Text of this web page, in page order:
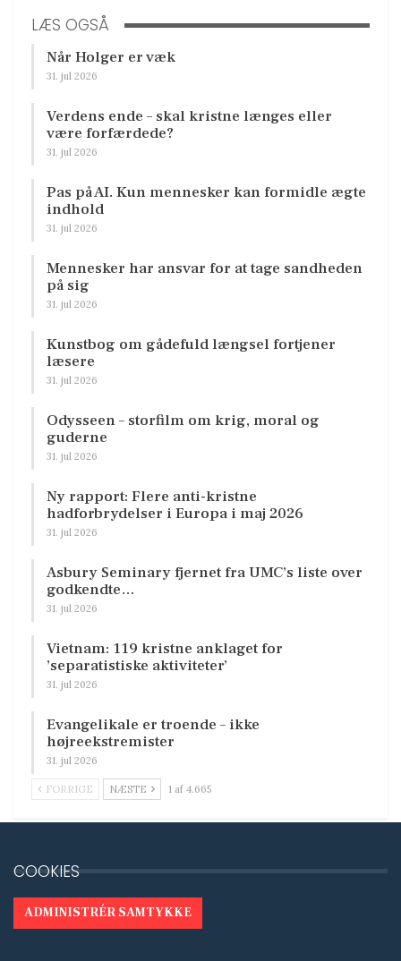
LÆS OGSÅ
Når Holger er væk
31. jul 2026
Verdens ende – skal kristne længes eller
være forfærdede?
31. jul 2026
Pas på AI. Kun mennesker kan formidle ægte
indhold
31. jul 2026
Mennesker har ansvar for at tage sandheden
på sig
31. jul 2026
Kunstbog om gådefuld længsel fortjener
læsere
31. jul 2026
Odysseen – storfilm om krig, moral og
guderne
31. jul 2026
Ny rapport: Flere anti-kristne
hadforbrydelser i Europa i maj 2026
31. jul 2026
Asbury Seminary fjernet fra UMC’s liste over
godkendte…
31. jul 2026
Vietnam: 119 kristne anklaget for
’separatistiske aktiviteter’
31. jul 2026
Evangelikale er troende – ikke
højreekstremister
31. jul 2026
FORRIGE NÆSTE 1 af 4.665
COOKIES
ADMINISTRÉR SAMTYKKE